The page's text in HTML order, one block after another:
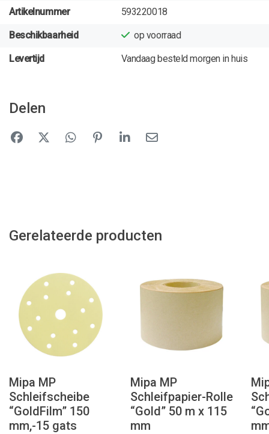
Artikelnummer 593220018
Beschikbaarheid op voorraad
Levertijd Vandaag besteld morgen in huis
Delen
Gerelateerde producten
Mipa MP
Schleifscheibe
“GoldFilm” 150
mm,-15 gats
Mipa MP
Schleifpapier-Rolle
“Gold” 50 m x 115
mm